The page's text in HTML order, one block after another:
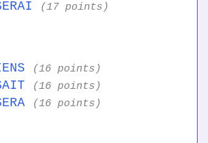
(17 points)
(16 points)
(16 points)
(16 points)